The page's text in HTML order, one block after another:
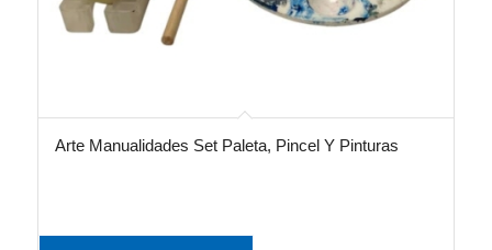
Arte Manualidades Set Paleta, Pincel Y Pinturas